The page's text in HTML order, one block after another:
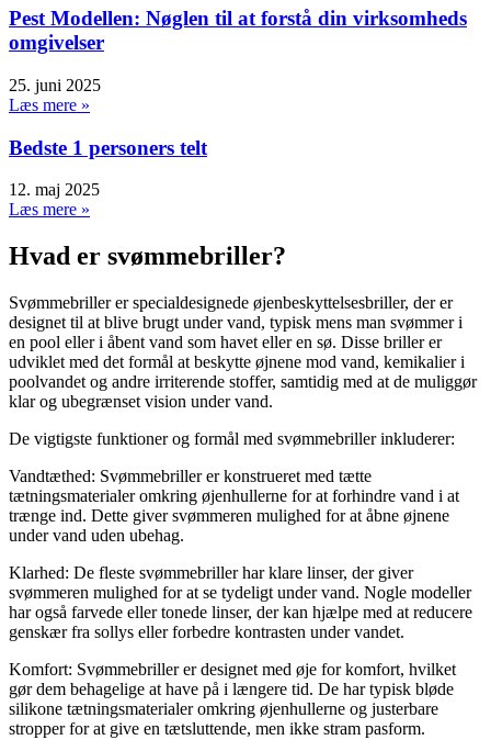
Pest Modellen: Nøglen til at forstå din virksomheds
omgivelser
25. juni 2025
Læs mere »
Bedste 1 personers telt
12. maj 2025
Læs mere »
Hvad er svømmebriller?
Svømmebriller er specialdesignede øjenbeskyttelsesbriller, der er
designet til at blive brugt under vand, typisk mens man svømmer i
en pool eller i åbent vand som havet eller en sø. Disse briller er
udviklet med det formål at beskytte øjnene mod vand, kemikalier i
poolvandet og andre irriterende stoffer, samtidig med at de muliggør
klar og ubegrænset vision under vand.
De vigtigste funktioner og formål med svømmebriller inkluderer:
Vandtæthed: Svømmebriller er konstrueret med tætte
tætningsmaterialer omkring øjenhullerne for at forhindre vand i at
trænge ind. Dette giver svømmeren mulighed for at åbne øjnene
under vand uden ubehag.
Klarhed: De fleste svømmebriller har klare linser, der giver
svømmeren mulighed for at se tydeligt under vand. Nogle modeller
har også farvede eller tonede linser, der kan hjælpe med at reducere
genskær fra sollys eller forbedre kontrasten under vandet.
Komfort: Svømmebriller er designet med øje for komfort, hvilket
gør dem behagelige at have på i længere tid. De har typisk bløde
silikone tætningsmaterialer omkring øjenhullerne og justerbare
stropper for at give en tætsluttende, men ikke stram pasform.